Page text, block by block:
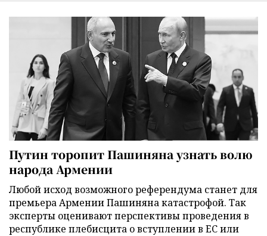
Путин торопит Пашиняна узнать волю
народа Армении
Любой исход возможного референдума станет для
премьера Армении Пашиняна катастрофой. Так
эксперты оценивают перспективы проведения в
республике плебисцита о вступлении в ЕС или